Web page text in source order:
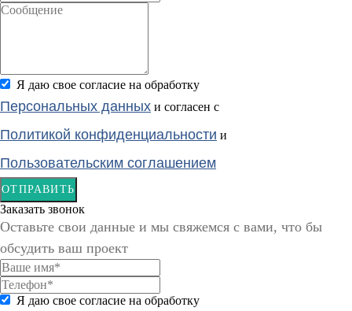
Я даю свое согласие на обработку
Персональных данных и согласен с
Политикой конфиденциальности и
Пользовательским соглашением
ОТПРАВИТЬ
Заказать звонок
Оставьте свои данные и мы свяжемся с вами, что бы
обсудить ваш проект
Я даю свое согласие на обработку